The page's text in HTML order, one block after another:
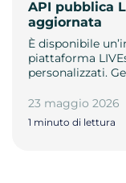
API pubblica
aggiornata
È disponibile
piattaforma
personalizzati.
23 maggio 2026
1 minuto di lettura